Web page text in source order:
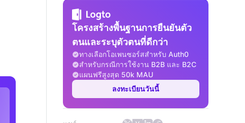
โครงสร้างพื้นฐานการยืนยันตัว
ตนและระบุตัวตนที่ดีกว่า
ทางเลือกโอเพนซอร์สสำหรับ Auth0
สำหรับกรณีการใช้งาน B2B และ B2C
แผนฟรีสูงสุด 50k MAU
ลงทะเบียนวันนี้